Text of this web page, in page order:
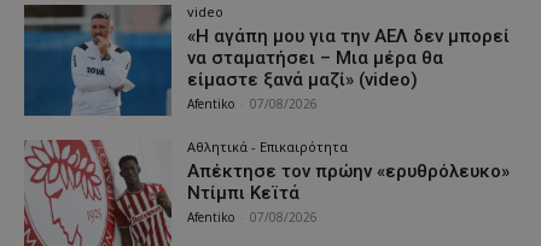
video
«Η αγάπη μου για την ΑΕΛ δεν μπορεί
να σταματήσει – Μια μέρα θα
είμαστε ξανά μαζί» (video)
Afentiko 07/08/2026
Αθλητικά - Επικαιρότητα
Απέκτησε τον πρώην «ερυθρόλευκο»
Ντίμπι Κεϊτά
Afentiko 07/08/2026